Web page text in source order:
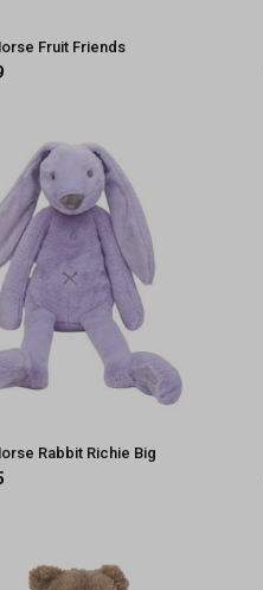
Fruit Friends
Rabbit Richie Big